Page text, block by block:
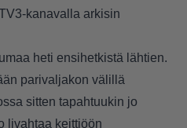
kanavalla arkisin
heti ensihetkistä lähtien.
parivaljakon välillä
sitten tapahtuukin jo
livahtaa keittiöön